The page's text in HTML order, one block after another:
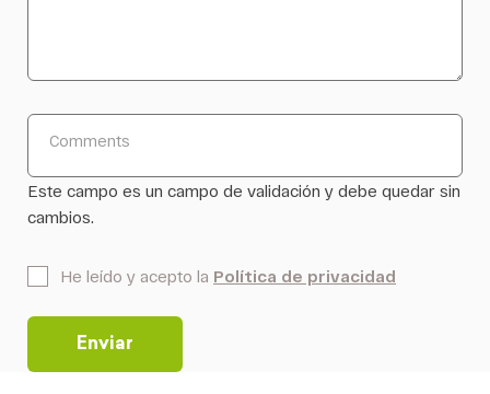
Comments
Este campo es un campo de validación y debe quedar sin
cambios.
He leído y acepto la Política de privacidad